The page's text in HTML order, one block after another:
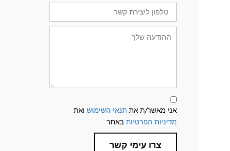
טלפון
ליצירת
קשר
ההודעה
שלך
תנאי
שימוש
ומדיניות
פרטיות
אני מאשר/ת אתתנאי השימוש ואת
מדיניות הפרטיות באתר
צרו עימי קשר